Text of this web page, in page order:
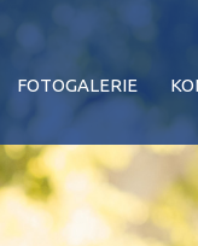
FOTOGALERIE